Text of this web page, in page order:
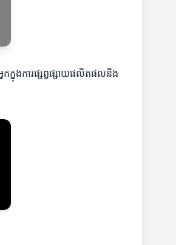
កក្នុងការផ្សព្វផ្សាយផលិតផលនិង